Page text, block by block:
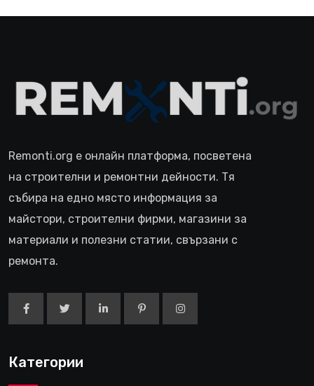
Remonti.org е онлайн платформа, посветена
на строителни и ремонтни дейности. Тя
събира на едно място информация за
майстори, строителни фирми, магазини за
материали и полезни статии, свързани с
ремонта.
Категории